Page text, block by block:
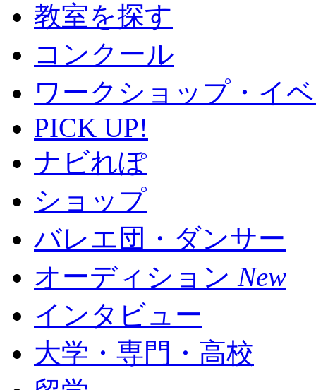
教室を探す
コンクール
ワークショップ・イ
PICK UP!
ナビれぽ
ショップ
バレエ団・ダンサー
オーディション New
インタビュー
大学・専門・高校